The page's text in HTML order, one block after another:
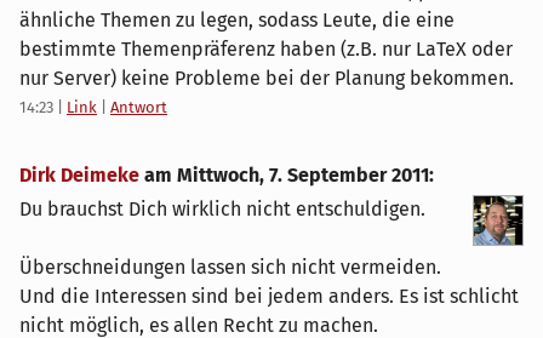
ähnliche Themen zu legen, sodass Leute, die eine
bestimmte Themenpräferenz haben (z.B. nur LaTeX oder
nur Server) keine Probleme bei der Planung bekommen.
14:23 Link Antwort
Dirk Deimeke am Mittwoch, 7. September 2011:
Du brauchst Dich wirklich nicht entschuldigen.
Überschneidungen lassen sich nicht vermeiden.
Und die Interessen sind bei jedem anders. Es ist schlicht
nicht möglich, es allen Recht zu machen.